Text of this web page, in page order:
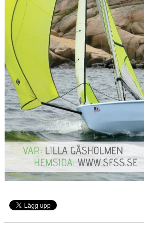
FJORDVINDEN
UTMÄRKELSER
KLUBBHUS
SPONSORER